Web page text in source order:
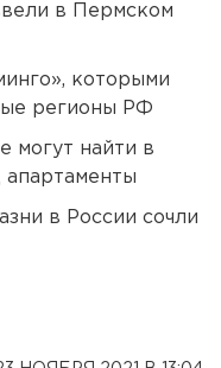
в Пермском
которыми
регионы РФ
могут найти в
апартаменты
в России сочли